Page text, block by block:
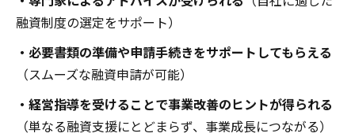
融資制度の選定をサポート）
・必要書類の準備や申請手続きをサポートしてもらえる
（スムーズな融資申請が可能）
・経営指導を受けることで事業改善のヒントが得られる
（単なる融資支援にとどまらず、事業成長につながる）